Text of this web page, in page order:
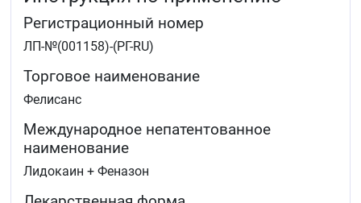
Если состояние не улучшается или оно ухудшается
через 2–3 дня. Вам следует обратиться к врачу.
Регистрационный номер
ЛП-№(001158)-(РГ-RU)
Торговое наименование
Фелисанс
Международное непатентованное
наименование
Лидокаин + Феназон